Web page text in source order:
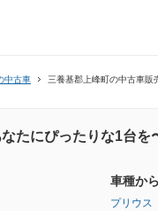
中古車 三養基郡上峰町の中古車販
たにぴったりな1台を
車種か
プリウス